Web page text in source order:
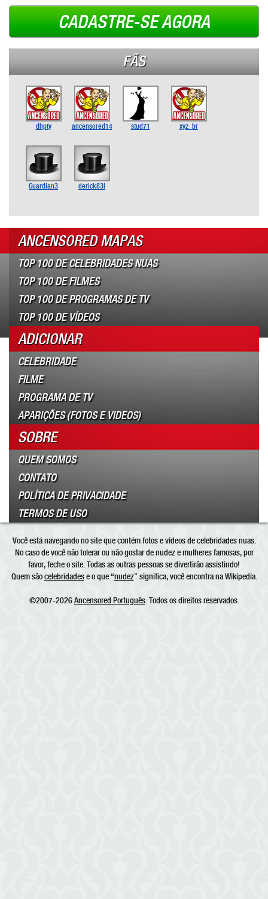
CADASTRE-SE AGORA
FÃS
dhpty ancensored14 stud71 xyz_br
Guardian3 derick83l
ANCENSORED MAPAS
TOP 100 DE CELEBRIDADES NUAS
TOP 100 DE FILMES
TOP 100 DE PROGRAMAS DE TV
TOP 100 DE VÍDEOS
ADICIONAR
CELEBRIDADE
FILME
PROGRAMA DE TV
APARIÇÕES (FOTOS E VIDEOS)
SOBRE
QUEM SOMOS
CONTATO
POLÍTICA DE PRIVACIDADE
TERMOS DE USO
Você está navegando no site que contém fotos e vídeos de celebridades nuas.
No caso de você não tolerar ou não gostar de nudez e mulheres famosas, por
favor, feche o site. Todas as outras pessoas se divertirão assistindo!
Quem sãocelebridadese o que “nudez” significa, você encontra na Wikipedia.
©2007-2026Ancensored Português. Todos os direitos reservados.